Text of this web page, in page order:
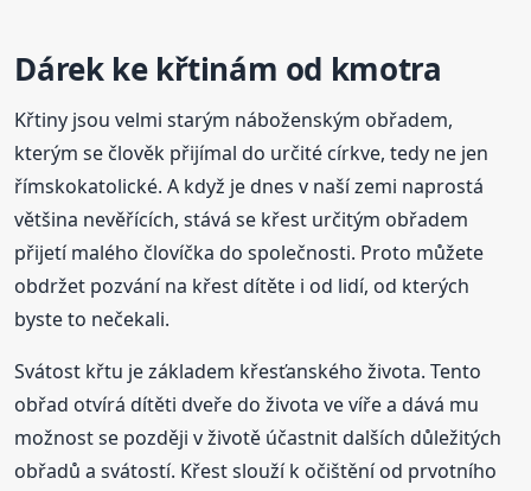
Dárekke křtinám od kmotra
Křtiny jsou velmi starým náboženským obřadem,
kterým se člověk přijímal do určité církve, tedy ne jen
římskokatolické. A když je dnes v naší zemi naprostá
většina nevěřících, stává se křest určitým obřadem
přijetí malého človíčka do společnosti. Proto můžete
obdržet pozvání na křest dítěte i od lidí, od kterých
byste to nečekali.
Svátost křtu je základem křesťanského života. Tento
obřad otvírá dítěti dveře do života ve víře a dává mu
možnost se později v životě účastnit dalších důležitých
obřadů a svátostí. Křest slouží k očištění od prvotního